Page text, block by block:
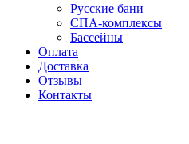
Русские бани
СПА-комплексы
Бассейны
Оплата
Доставка
Отзывы
Контакты